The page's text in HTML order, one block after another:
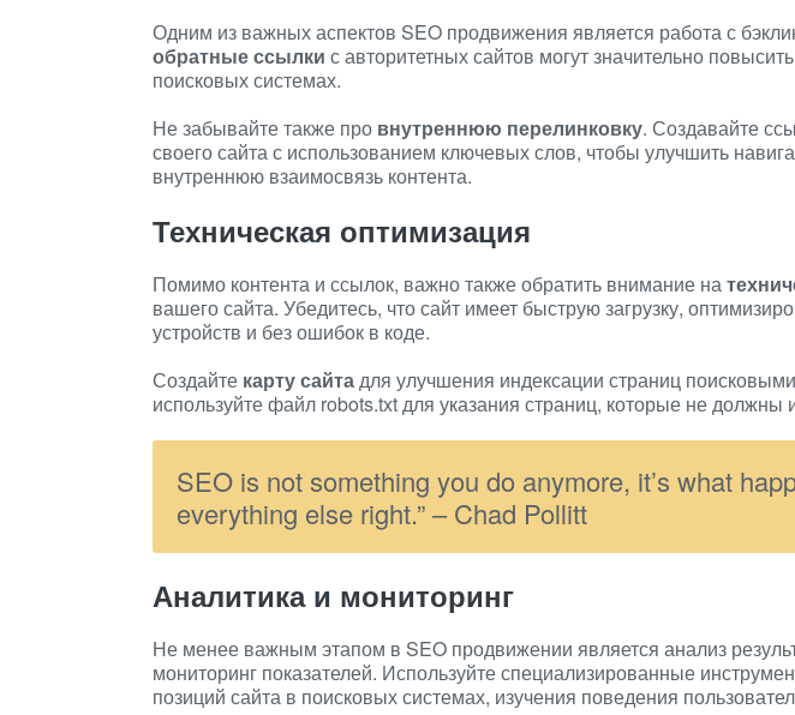
Одним из важных аспектов SEO продвижения является работа с
обратные ссылки с авторитетных сайтов могут значительно
поисковых системах.
Не забывайте также про внутреннюю перелинковку. Создавайте
своего сайта с использованием ключевых слов, чтобы улучшить
внутреннюю взаимосвязь контента.
Техническая оптимизация
Помимо контента и ссылок, важно также обратить внимание на
вашего сайта. Убедитесь, что сайт имеет быструю загрузку,
устройств и без ошибок в коде.
Создайте карту сайтадля улучшения индексации страниц
используйте файл robots.txt для указания страниц, которые не должны
SEO is not something you do anymore, it’s what
everything else right.” – Chad Pollitt
Аналитика и мониторинг
Не менее важным этапом в SEO продвижении является анализ
мониторинг показателей. Используйте специализированные
позиций сайта в поисковых системах, изучения поведения